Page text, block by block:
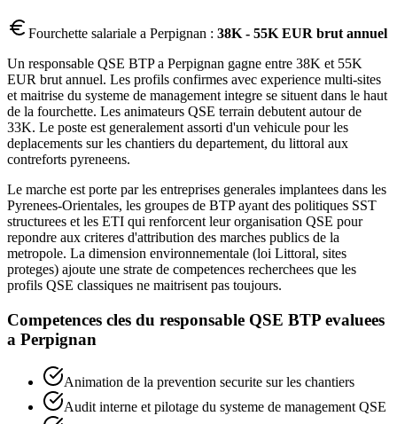
Fourchette salariale a Perpignan : 38K - 55K EUR brut annuel
Un responsable QSE BTP a Perpignan gagne entre 38K et 55K
EUR brut annuel. Les profils confirmes avec experience multi-sites
et maitrise du systeme de management integre se situent dans le haut
de la fourchette. Les animateurs QSE terrain debutent autour de
33K. Le poste est generalement assorti d'un vehicule pour les
deplacements sur les chantiers du departement, du littoral aux
contreforts pyreneens.
Le marche est porte par les entreprises generales implantees dans les
Pyrenees-Orientales, les groupes de BTP ayant des politiques SST
structurees et les ETI qui renforcent leur organisation QSE pour
repondre aux criteres d'attribution des marches publics de la
metropole. La dimension environnementale (loi Littoral, sites
proteges) ajoute une strate de competences recherchees que les
profils QSE classiques ne maitrisent pas toujours.
Competences cles du responsable QSE BTP evaluees
a Perpignan
Animation de la prevention securite sur les chantiers
Audit interne et pilotage du systeme de management QSE